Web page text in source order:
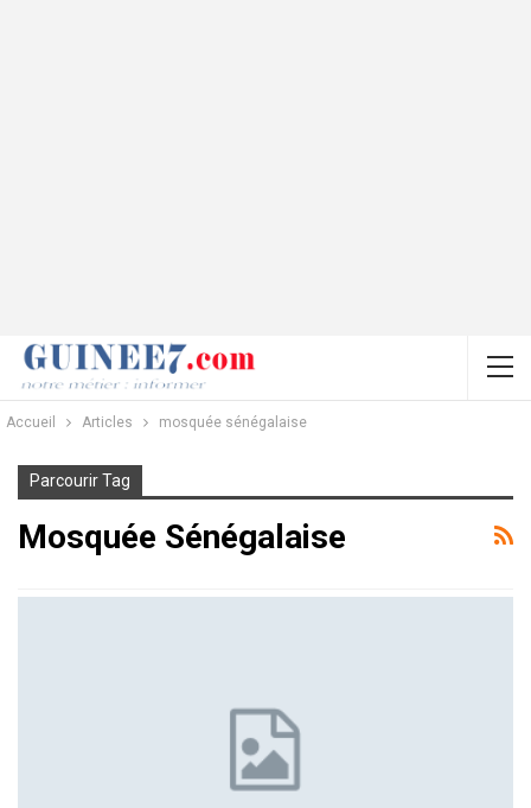
Accueil Articles mosquée sénégalaise
Parcourir Tag
Mosquée Sénégalaise